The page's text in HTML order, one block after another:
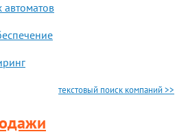
автоматов
текстовый поиск компаний >>